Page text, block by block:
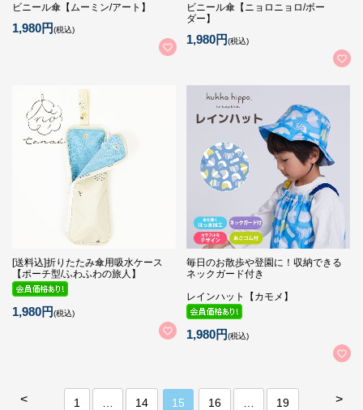
ビニール傘【ムーミン/アート】
1,980円(税込)
ビニール傘【ニョロニョロ/ボー
ダー】
1,980円(税込)
[送料込]折りたたみ傘用吸水ケース
【ポーチ型/ふわふわの旅人】
1,980円(税込)
毎日のお散歩や登園に！収納できる
ネックガード付き
レインハット【カモメ】
1,980円(税込)
< >
1 14 15 16 19